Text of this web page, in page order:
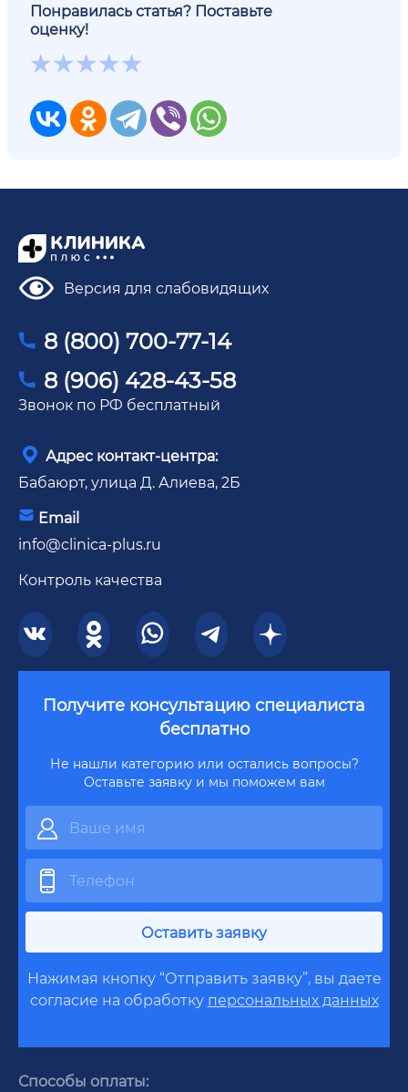
Понравилась статья? Поставьте
оценку!
Версия для слабовидящих
8 (800) 700-77-14
8 (906) 428-43-58
Звонок по РФ бесплатный
Адрес контакт-центра:
Бабаюрт, улица Д. Алиева, 2Б
Email
info@clinica-plus.ru
Контроль качества
Способы оплаты:
Получите консультацию специалиста
бесплатно
Не нашли категорию или остались вопросы?
Оставьте заявку и мы поможем вам
Оставить заявку
Нажимая кнопку “Отправить заявку”, вы даете
согласие на обработку персональных данных